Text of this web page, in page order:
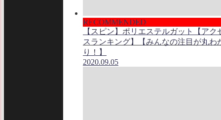
RECOMMENDED
【スピン】ポリエステルガット【アク
スランキング】【みんなの注目が丸わ
り！】
2020.09.05